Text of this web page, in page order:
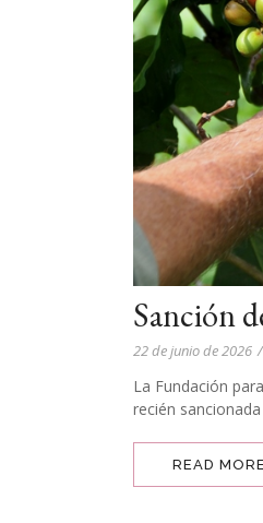
Sanción
22 de junio de 2026 /
La Fundación
recién
READ MORE